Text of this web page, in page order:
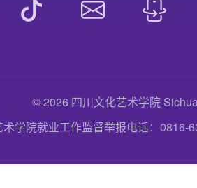
© 2026 四川文化艺术学院
术学院就业工作监督举报电话：